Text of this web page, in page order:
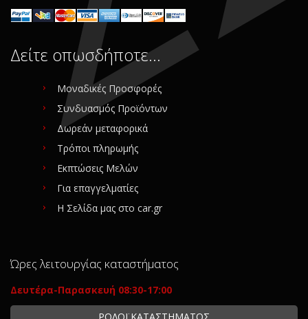
Δείτε οπωσδήποτε…
Μοναδικές Προσφορές
Συνδυασμός Προϊόντων
Δωρεάν μεταφορικά
Τρόποι πληρωμής
Εκπτώσεις Μελών
Για επαγγελματίες
Η Σελίδα μας στο car.gr
Ώρες λειτουργίας καταστήματος
Δευτέρα-Παρασκευή 08:30-17:00
ΡΟΛΟΪ ΚΑΤΑΣΤΗΜΑΤΟΣ